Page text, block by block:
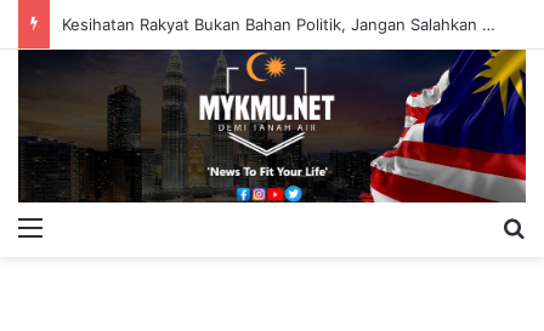
Kesihatan Rakyat Bukan Bahan Politik, Jangan Salahkan Onn Hafiz – Haslinda Salleh